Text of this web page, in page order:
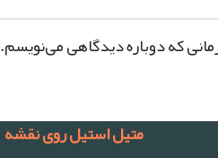
که دوباره دیدگاهی می‌نویسم.
متیل استیل روی نقشه